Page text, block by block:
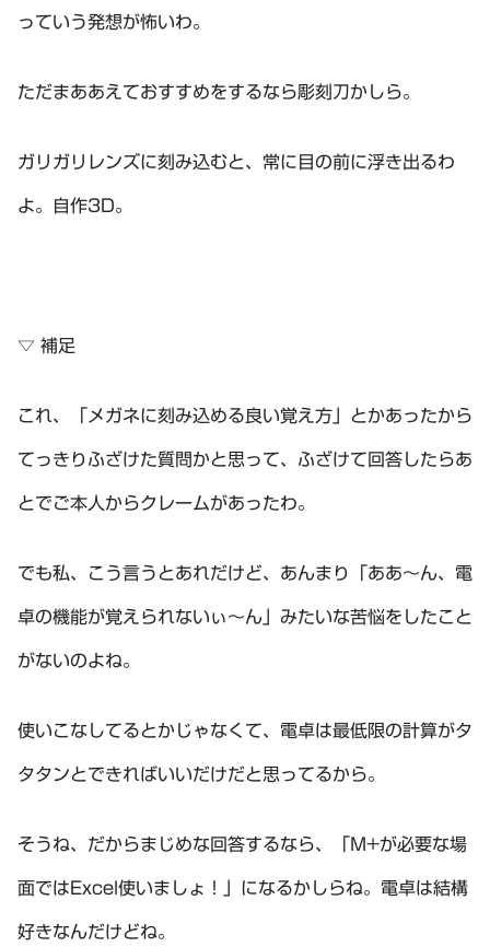
っていう発想が怖いわ。
ただまああえておすすめをするなら彫刻刀かしら。
ガリガリレンズに刻み込むと、常に目の前に浮き出るわ
よ。自作3D。
▽ 補足
これ、「メガネに刻み込める良い覚え方」とかあったから
てっきりふざけた質問かと思って、ふざけて回答したらあ
とでご本人からクレームがあったわ。
でも私、こう言うとあれだけど、あんまり「ああ～ん、電
卓の機能が覚えられないぃ～ん」みたいな苦悩をしたこと
がないのよね。
使いこなしてるとかじゃなくて、電卓は最低限の計算がタ
タタンとできればいいだけだと思ってるから。
そうね、だからまじめな回答するなら、「M+が必要な場
面ではExcel使いましょ！」になるかしらね。電卓は結構
好きなんだけどね。